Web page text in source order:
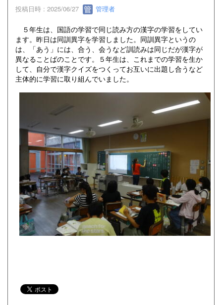
投稿日時 : 2025/06/27 管理者
５年生は、国語の学習で同じ読み方の漢字の学習をしてい
ます。昨日は同訓異字を学習しました。同訓異字というの
は、「あう」には、合う、会うなど訓読みは同じだが漢字が
異なることばのことです。５年生は、これまでの学習を生か
して、自分で漢字クイズをつくってお互いに出題し合うなど
主体的に学習に取り組んでいました。